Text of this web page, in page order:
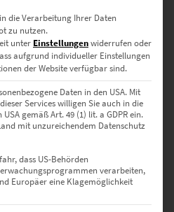
und stylisch
hier in Hülle und Fülle. Wie wäre es
Bild deiner Lieblingsstadt fürs
Hier im Shop findest du die
du die Fotos siehst. Sie
die Verarbeitung Ihrer Daten
zu nutzen.
unter Einstellungenwiderrufen oder
aufgrund individueller Einstellungen
der Website verfügbar sind.
Daten in den USA. Mit
Services willigen Sie auch in die
gemäß Art. 49 (1) lit. a GDPR ein.
mit unzureichendem Datenschutz
dass US-Behörden
verarbeiten,
Europäer eine Klagemöglichkeit